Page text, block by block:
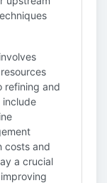
refining and
include
costs and
a crucial